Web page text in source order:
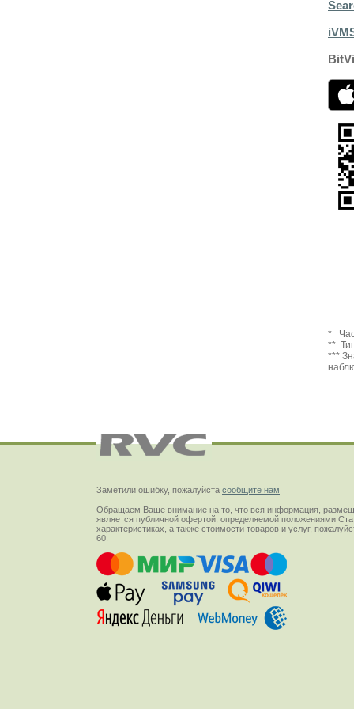
Заметили ошибку, пожалуйста сообщите нам
Обращаем Ваше внимание на то, что вся информация,
является публичной офертой, определяемой положениями
характеристиках, а также стоимости товаров и услуг,
60.